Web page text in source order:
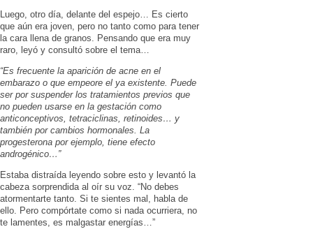
Luego, otro día, delante del espejo… Es cierto
que aún era joven, pero no tanto como para tener
la cara llena de granos. Pensando que era muy
raro, leyó y consultó sobre el tema…
“Es frecuente la aparición de acne en el
embarazo o que empeore el ya existente. Puede
ser por suspender los tratamientos previos que
no pueden usarse en la gestación como
anticonceptivos, tetraciclinas, retinoides… y
también por cambios hormonales. La
progesterona por ejemplo, tiene efecto
androgénico…”
Estaba distraída leyendo sobre esto y levantó la
cabeza sorprendida al oír su voz. “No debes
atormentarte tanto. Si te sientes mal, habla de
ello. Pero compórtate como si nada ocurriera, no
te lamentes, es malgastar energías…”